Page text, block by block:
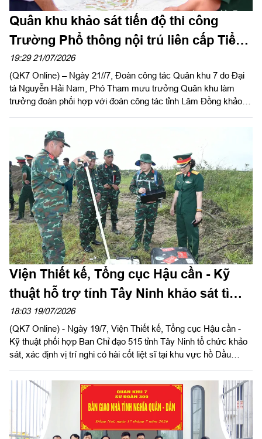
Quân khu khảo sát tiến độ thi công
Trường Phổ thông nội trú liên cấp Tiểu
học và THCS Quảng Trực
19:29 21/07/2026
(QK7 Online) – Ngày 21//7, Đoàn công tác Quân khu 7 do Đại
tá Nguyễn Hải Nam, Phó Tham mưu trưởng Quân khu làm
trưởng đoàn phối hợp với đoàn công tác tỉnh Lâm Đồng khảo
Viện Thiết kế, Tổng cục Hậu cần - Kỹ
thuật hỗ trợ tỉnh Tây Ninh khảo sát tìm
kiếm hài cốt liệt sĩ
18:03 19/07/2026
(QK7 Online) - Ngày 19/7, Viện Thiết kế, Tổng cục Hậu cần -
Kỹ thuật phối hợp Ban Chỉ đạo 515 tỉnh Tây Ninh tổ chức khảo
sát, xác định vị trí nghi có hài cốt liệt sĩ tại khu vực hồ Dầu
ủy Bộ Chỉ huy Quân sự tỉnh, Phó Trưởng Ban Chỉ đạo 515 tỉnh
Tây Ninh làm Trưởng đoàn; tham gia khảo sát có Đại tá Phạm
Thị Thanh Vân, Phó Giám đốc Phân viện miền Trung, Viện Thiết
kế/Tổng cục Hậu cần - Kỹ thuật cùng cán bộ chuyên môn của
Viện và lực lượng Đội K73.